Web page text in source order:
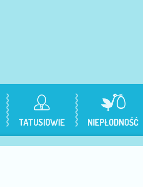
TATUSIOWIE NIEPŁODNOŚĆ